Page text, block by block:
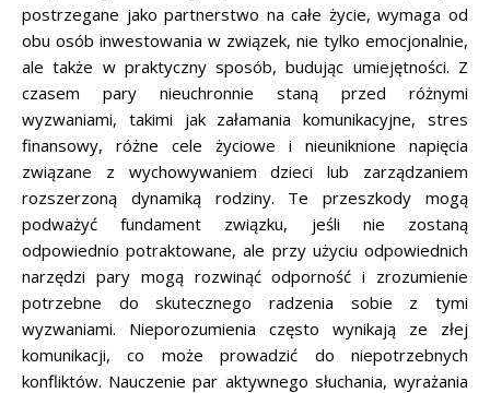
postrzegane jako partnerstwo na całe życie, wymaga od
obu osób inwestowania w związek, nie tylko emocjonalnie,
ale także w praktyczny sposób, budując umiejętności. Z
czasem pary nieuchronnie staną przed różnymi
wyzwaniami, takimi jak załamania komunikacyjne, stres
finansowy, różne cele życiowe i nieuniknione napięcia
związane z wychowywaniem dzieci lub zarządzaniem
rozszerzoną dynamiką rodziny. Te przeszkody mogą
podważyć fundament związku, jeśli nie zostaną
odpowiednio potraktowane, ale przy użyciu odpowiednich
narzędzi pary mogą rozwinąć odporność i zrozumienie
potrzebne do skutecznego radzenia sobie z tymi
wyzwaniami. Nieporozumienia często wynikają ze złej
komunikacji, co może prowadzić do niepotrzebnych
konfliktów. Nauczenie par aktywnego słuchania, wyrażania